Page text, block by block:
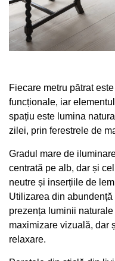
Fiecare metru pătrat
funcționale, iar
spațiu este lumina
zilei, prin ferestrele de
Gradul mare de
centrată pe alb, dar și
neutre și inserțiile de
Utilizarea din
prezența luminii
maximizare vizuală, dar
relaxare.